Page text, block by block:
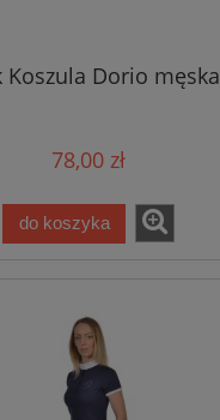
Koszula Dorio męska
78,00 zł
do koszyka